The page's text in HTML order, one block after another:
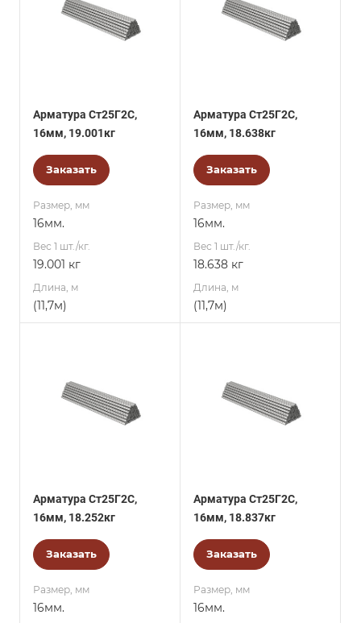
Арматура Ст25Г2С,
16мм, 19.001кг
Заказать
Размер, мм
16мм.
Вес 1 шт./кг.
19.001 кг
Длина, м
(11,7м)
Арматура Ст25Г2С,
16мм, 18.638кг
Заказать
Размер, мм
16мм.
Вес 1 шт./кг.
18.638 кг
Длина, м
(11,7м)
Арматура Ст25Г2С,
16мм, 18.252кг
Заказать
Размер, мм
16мм.
Арматура Ст25Г2С,
16мм, 18.837кг
Заказать
Размер, мм
16мм.